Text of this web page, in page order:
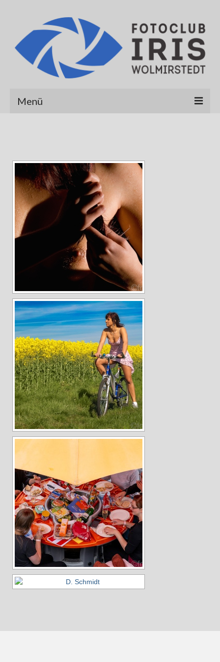
Menü
Galerien
Albert Hirt
Alexander Werner
Andreas Hecht
Detlef Schmidt
Hanspeter Becker
Jürgen Sturtzel
Klaus Dalichow
Heidi Kautzsch
Siegfried Werner
Uwe Mombrei
Kontakt
Bilder des Monats
2026
2024
2023
2022
2021
2020
2019
2018